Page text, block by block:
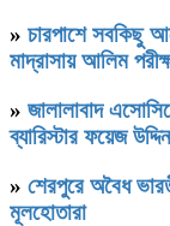
» চারপাশে সবকিছু
মাদ্রাসায় আলিম
» জালালাবাদ
ব্যারিস্টার ফয়েজ
» শেরপুরে অবৈধ
মূলহোতারা